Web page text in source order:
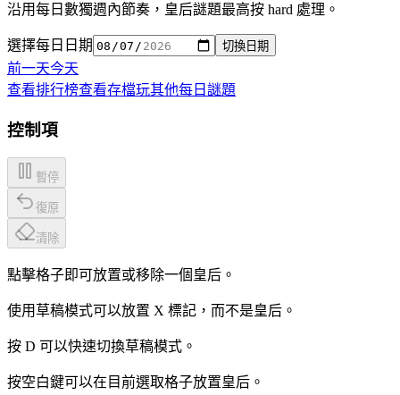
沿用每日數獨週內節奏，皇后謎題最高按 hard 處理。
選擇每日日期 切換日期
前一天今天
查看排行榜查看存檔玩其他每日謎題
控制項
暫停
復原
清除
點擊格子即可放置或移除一個皇后。
使用草稿模式可以放置 X 標記，而不是皇后。
按 D 可以快速切換草稿模式。
按空白鍵可以在目前選取格子放置皇后。